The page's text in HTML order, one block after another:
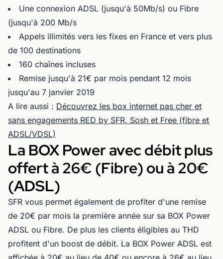
Une connexion ADSL (jusqu'à 50Mb/s) ou Fibre
(jusqu'à 200 Mb/s
Appels illimités vers les fixes en France et vers plus
de 100 destinations
160 chaînes incluses
Remise jusqu'à 21€ par mois pendant 12 mois
jusqu'au 7 janvier 2019
A lire aussi : Découvrez les box internet pas cher et
sans engagements RED by SFR, Sosh et Free (fibre et
ADSL/VDSL)
La BOX Power avec débit plus
offert à 26€ (Fibre) ou à 20€
(ADSL)
SFR vous permet également de profiter d'une remise
de 20€ par mois la première année sur sa BOX Power
ADSL ou Fibre. De plus les clients éligibles au THD
profitent d'un boost de débit. La BOX Power ADSL est